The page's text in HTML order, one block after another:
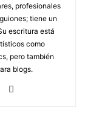
profesionales
tiene un
escritura está
como
pero también
blogs.